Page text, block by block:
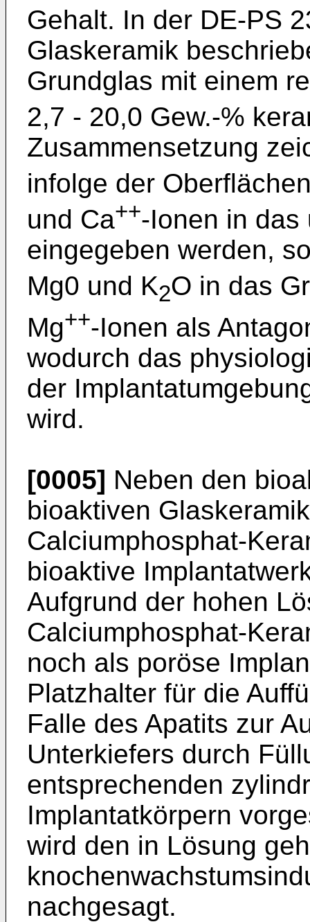
Gehalt. In der DE-PS
Glaskeramik
Grundglas mit einem
2,7 - 20,0 Gew.-%
Zusammensetzung
infolge der
und Ca++-Ionen in das
eingegeben werden,
Mg0 und K2O in das
Mg++-Ionen als
wodurch das
der
wird.
[0005] Neben den
bioaktiven
Calciumphosphat-
bioaktive
Aufgrund der hohen
Calciumphosphat-
noch als poröse
Platzhalter für die
Falle des Apatits zur
Unterkiefers durch
entsprechenden
Implantatkörpern
wird den in Lösung
nachgesagt.